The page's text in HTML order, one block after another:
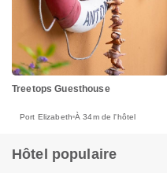
Treetops Guesthouse
Port Elizabeth À 34m de l'hôtel
Hôtel populaire